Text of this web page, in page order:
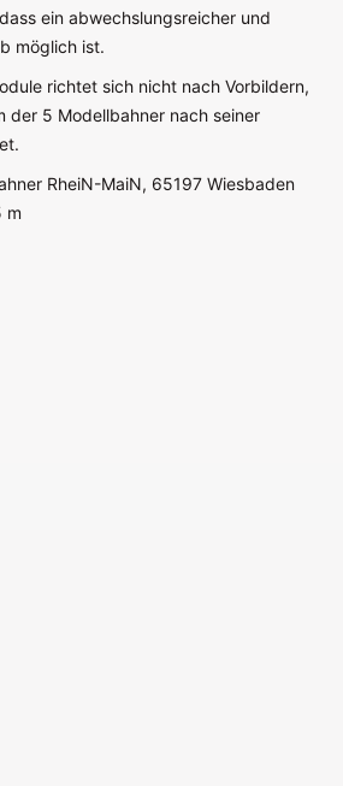
ein abwechslungsreicher und
möglich ist.
richtet sich nicht nach Vorbildern,
der 5 Modellbahner nach seiner
RheiN-MaiN, 65197 Wiesbaden
m